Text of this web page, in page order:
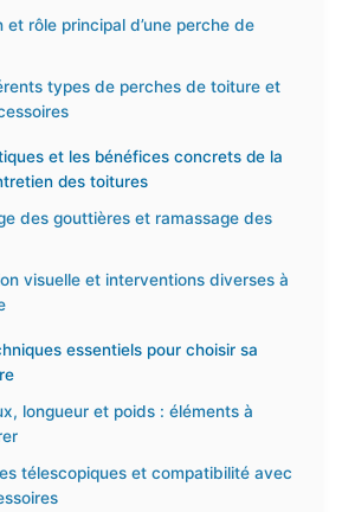
et rôle principal d’une perche de
types de perches de toiture et
et les bénéfices concrets de la
des toitures
des gouttières et ramassage des
visuelle et interventions diverses à
essentiels pour choisir sa
longueur et poids : éléments à
télescopiques et compatibilité avec